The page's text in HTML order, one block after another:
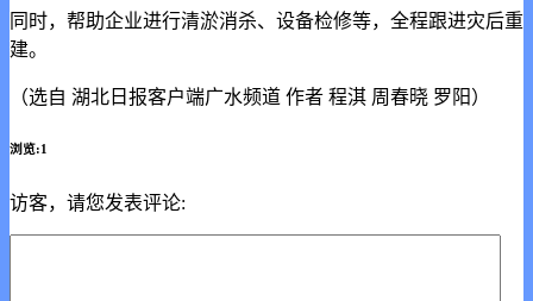
同时，帮助企业进行清淤消杀、设备检修等，全程跟进灾后重
建。
（选自 湖北日报客户端广水频道 作者 程淇 周春晓 罗阳）
浏览:1
访客，请您发表评论: